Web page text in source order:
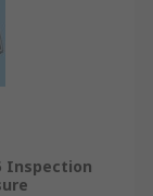
Inspection